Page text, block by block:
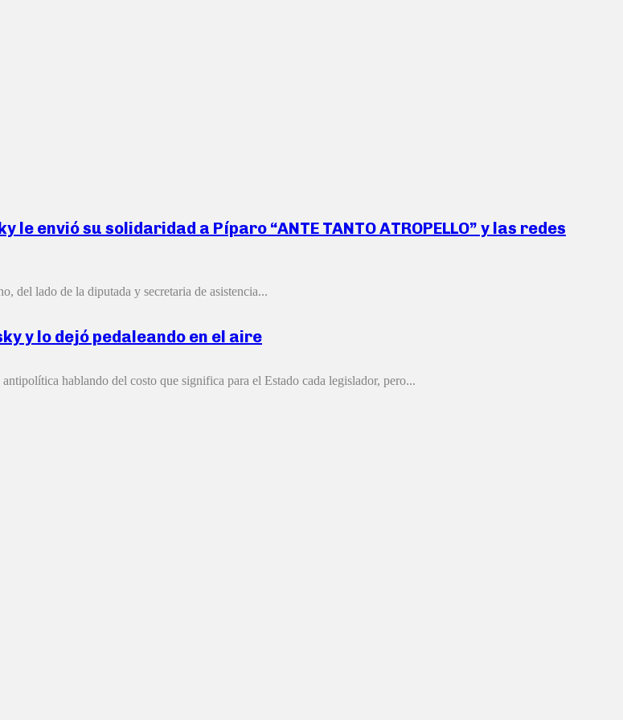
envió su solidaridad a Píparo “ANTE TANTO ATROPELLO” y las redes
del lado de la diputada y secretaria de asistencia...
y lo dejó pedaleando en el aire
hablando del costo que significa para el Estado cada legislador, pero...